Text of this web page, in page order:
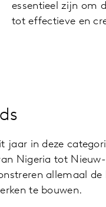
essentieel zijn om
tot effectieve en
jaar in deze
Nigeria tot
allemaal
te bouwen.